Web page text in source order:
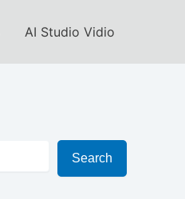
AI Studio Vidio
Search